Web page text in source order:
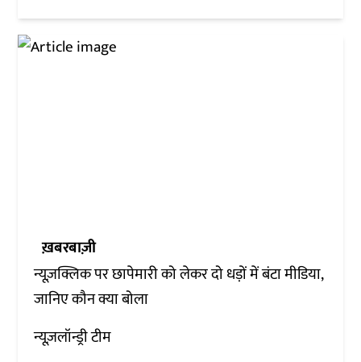
ख़बरबाज़ी
न्यूज़क्लिक पर छापेमारी को लेकर दो धड़ों में बंटा मीडिया,
जानिए कौन क्या बोला
न्यूज़लॉन्ड्री टीम